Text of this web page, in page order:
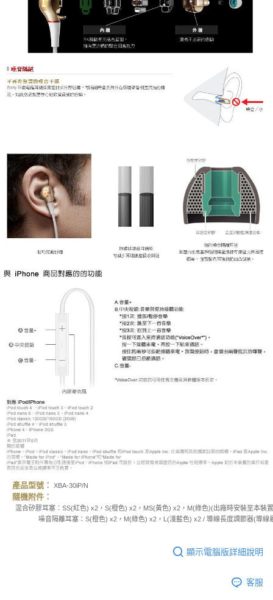
產品型號： XBA-30iP/N
隨機附件：
混合矽膠耳塞：SS(紅色) x2，S(橙色) x2，MS(黃色) x2，M(綠色)(出廠時安裝至本裝
噪音隔離耳塞：S(橙色) x2，M(綠色) x2，L(淺藍色) x2 / 導線長度調節器(導線
顯示電腦版詳細說明
客服